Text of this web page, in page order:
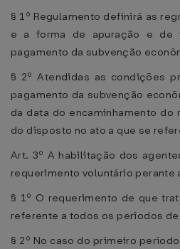
§ 1º Regulamento definirá as
e a forma de apuração e de
pagamento da subvenção
§ 2º Atendidas as condições
pagamento da subvenção
da data do encaminhamento
do disposto no ato a que se
Art. 3º A habilitação dos
requerimento voluntário perante
§ 1º O requerimento de que
referente a todos os períodos
§ 2º No caso do primeiro